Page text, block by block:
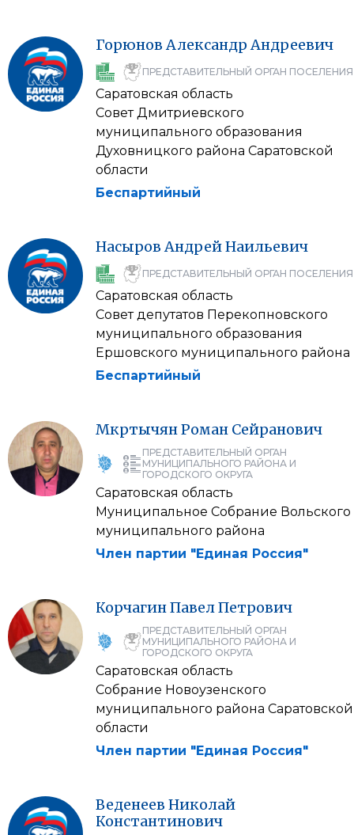
Горюнов Александр Андреевич
ПРЕДСТАВИТЕЛЬНЫЙ ОРГАН ПОСЕЛЕНИЯ
Саратовская область
Совет Дмитриевского
муниципального образования
Духовницкого района Саратовской
области
Беспартийный
Насыров АндрейНаильевич
ПРЕДСТАВИТЕЛЬНЫЙ ОРГАН ПОСЕЛЕНИЯ
Саратовская область
Совет депутатов Перекопновского
муниципального образования
Ершовского муниципального района
Беспартийный
МкртычянРоман Сейранович
ПРЕДСТАВИТЕЛЬНЫЙ ОРГАН
МУНИЦИПАЛЬНОГО РАЙОНА И
ГОРОДСКОГО ОКРУГА
Саратовская область
Муниципальное Собрание Вольского
муниципального района
Член партии "Единая Россия"
КорчагинПавелПетрович
ПРЕДСТАВИТЕЛЬНЫЙ ОРГАН
МУНИЦИПАЛЬНОГО РАЙОНА И
ГОРОДСКОГО ОКРУГА
Саратовская область
Собрание Новоузенского
муниципального района Саратовской
области
Член партии "Единая Россия"
Веденеев Николай
Константинович